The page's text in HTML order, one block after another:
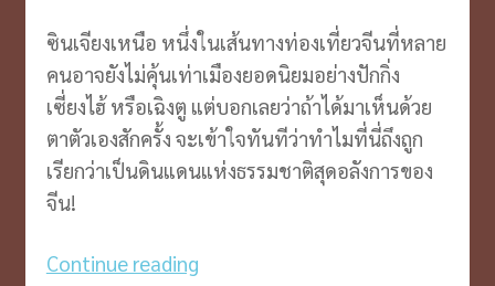
ซินเจียงเหนือ หนึ่งในเส้นทางท่องเที่ยวจีนที่หลาย
คนอาจยังไม่คุ้นเท่าเมืองยอดนิยมอย่างปักกิ่ง
เซี่ยงไฮ้ หรือเฉิงตู แต่บอกเลยว่าถ้าได้มาเห็นด้วย
ตาตัวเองสักครั้ง จะเข้าใจทันทีว่าทำไมที่นี่ถึงถูก
เรียกว่าเป็นดินแดนแห่งธรรมชาติสุดอลังการของ
จีน!
Continue readingซิ